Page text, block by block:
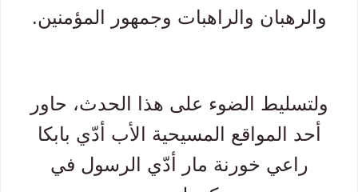
والرهبان والراهبات وجمهور المؤمنين.
ولتسليط الضوء على هذا الحدث، حاور
أحد المواقع المسيحية الأب أدّي بابكا
راعي خورنة مار أدّي الرسول في